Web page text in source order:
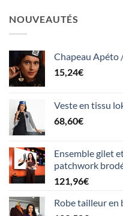
NOUVEAUTÉS
Chapeau Apéto
15,24€
Veste en tissu
68,60€
Ensemble gilet
patchwork
121,96€
Robe tailleur en